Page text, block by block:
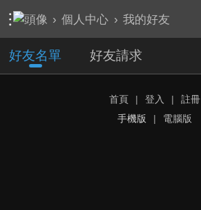
› 個人中心 › 我的好友
好友名單 好友請求
首頁 | 登入 |
註冊
手機版
| 電腦版